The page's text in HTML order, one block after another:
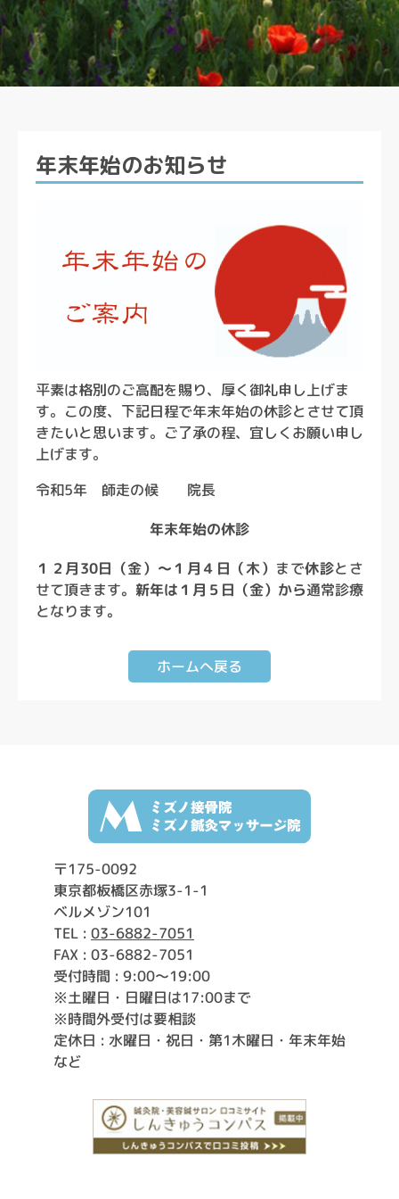
年末年始のお知らせ
平素は格別のご高配を賜り、厚く御礼申し上げま
す。この度、下記日程で年末年始の休診とさせて頂
きたいと思います。ご了承の程、宜しくお願い申し
上げます。
令和5年 師走の候 院長
年末年始の休診
１２月30日（金）～１月４日（木） まで休診とさ
せて頂きます。 新年は１月５日（金）から通常診療
となります。
ホームへ戻る
〒175-0092
東京都板橋区赤塚3-1-1
ベルメゾン101
TEL :03-6882-7051
FAX : 03-6882-7051
受付時間 : 9:00〜19:00
※土曜日・日曜日は17:00まで
※時間外受付は要相談
定休日 : 水曜日・祝日・第1木曜日・年末年始
など